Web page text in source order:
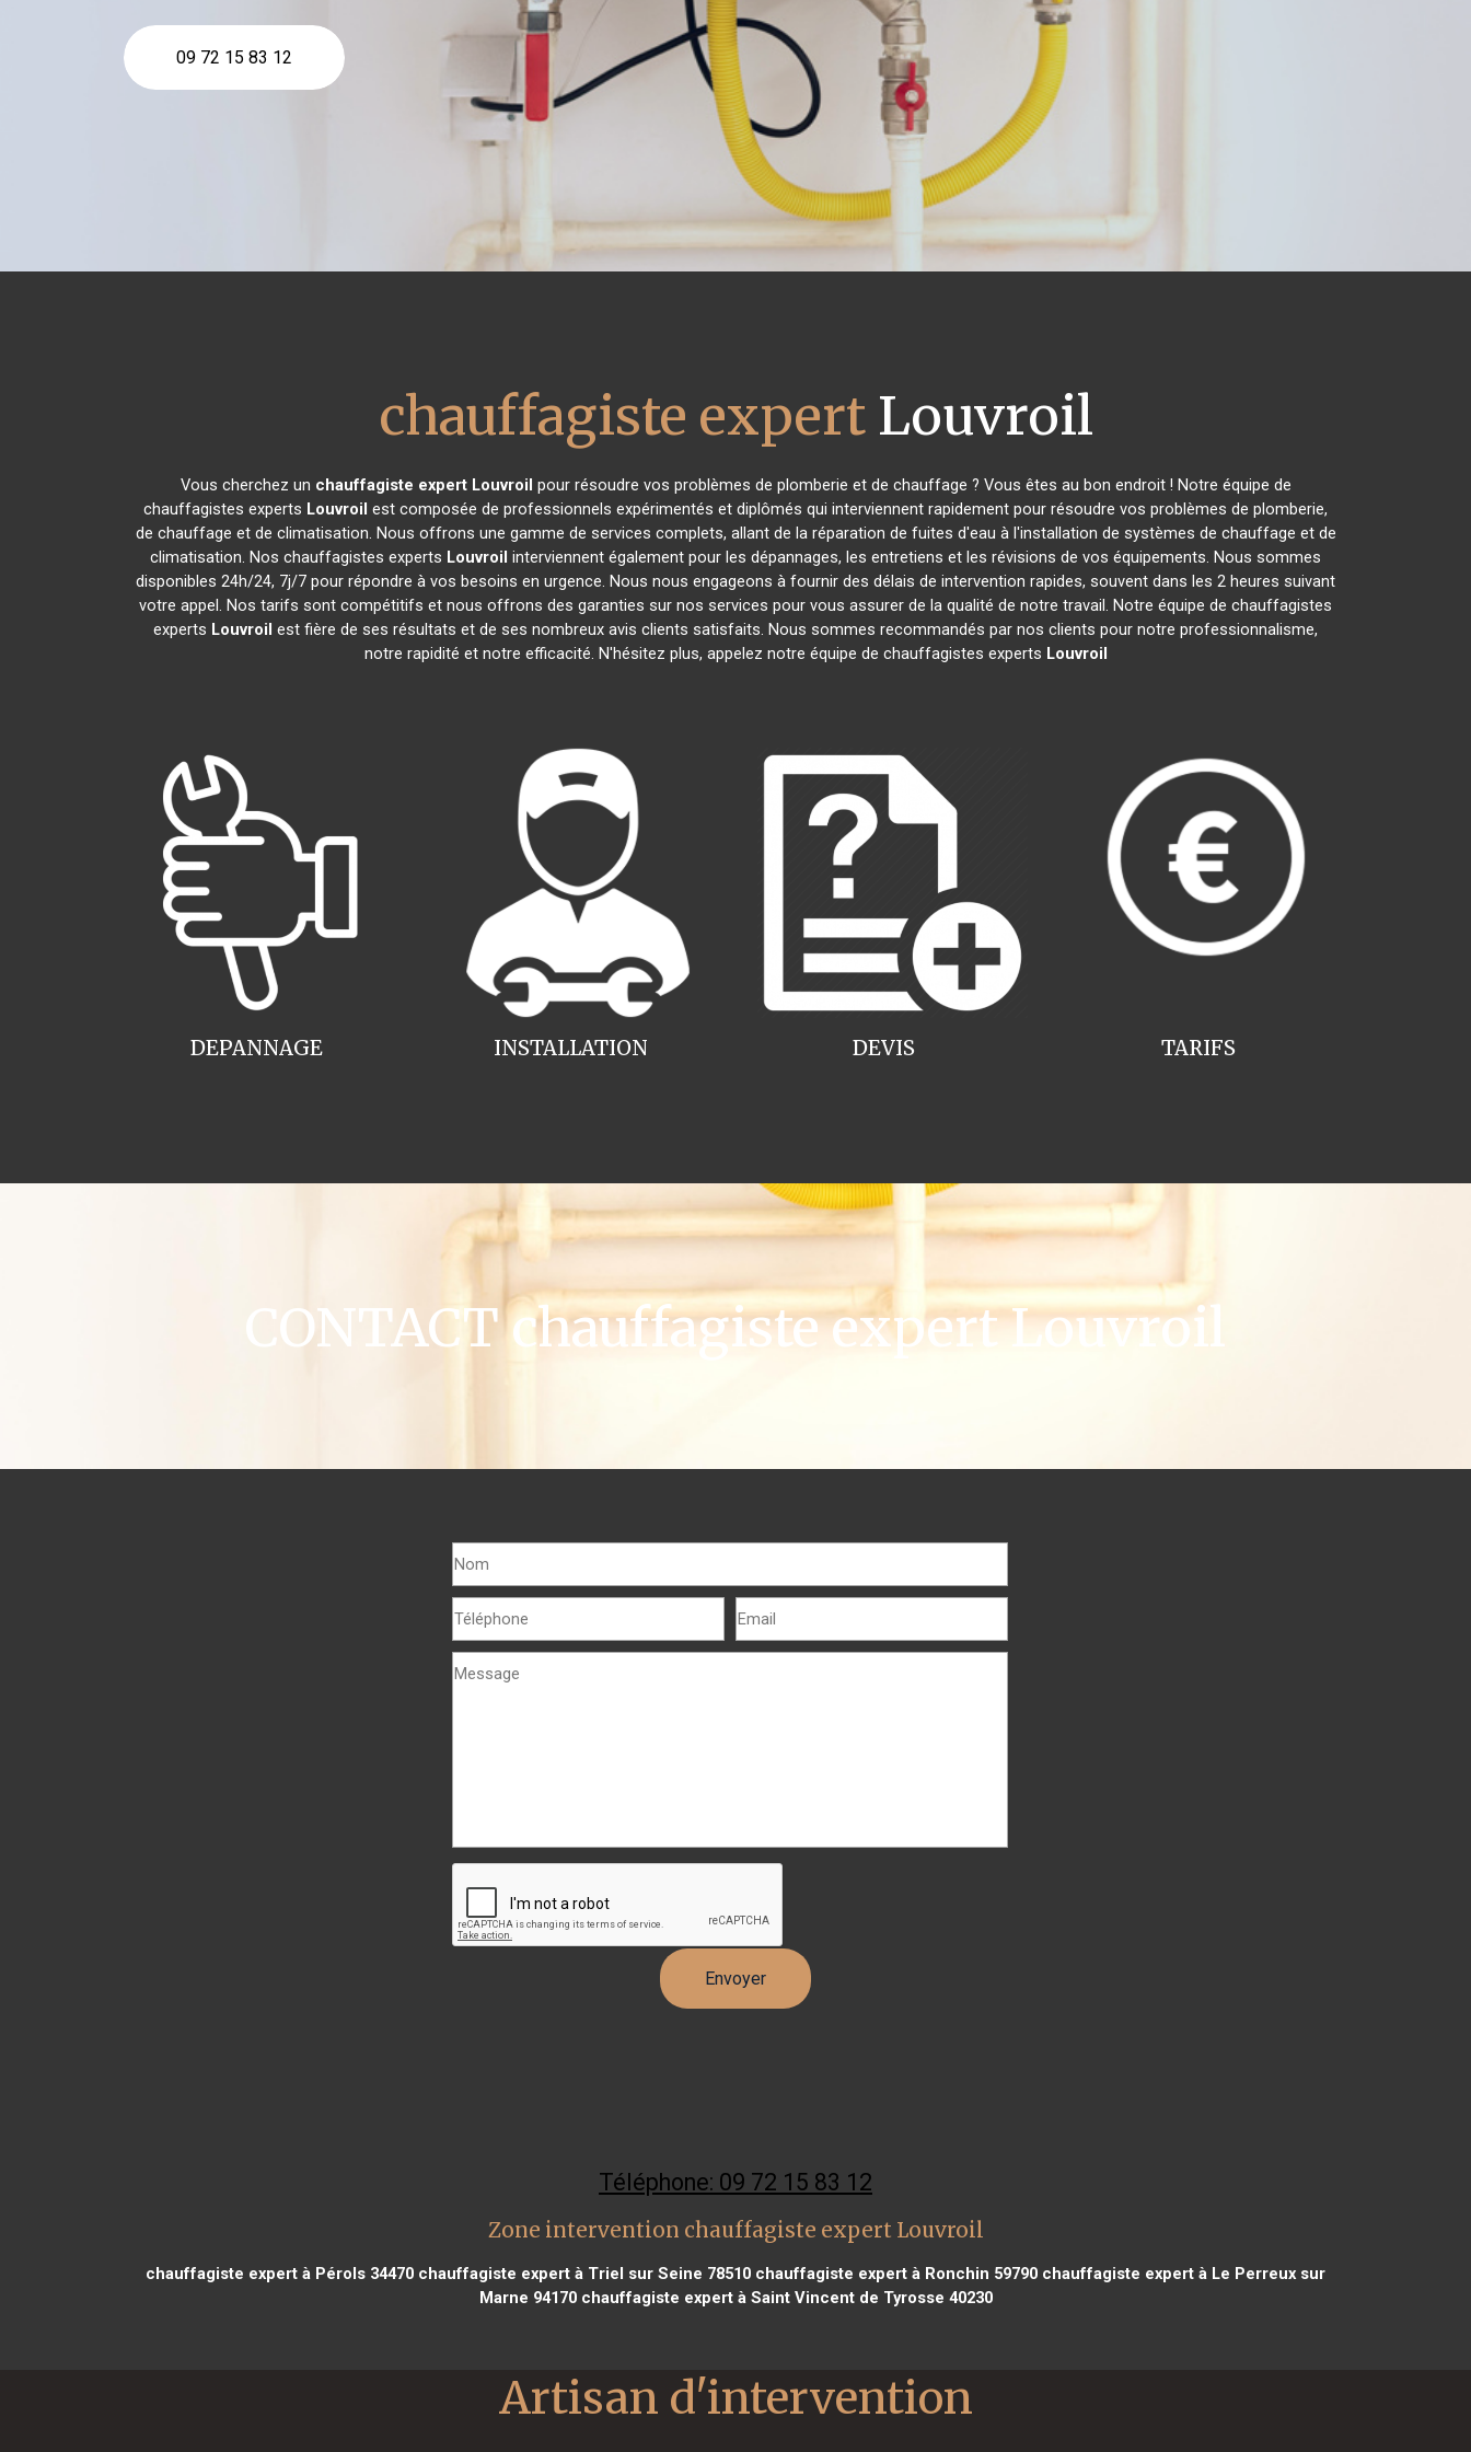
09 72 15 83 12
chauffagiste expertLouvroil
Vous cherchez un chauffagiste expert Louvroil pour résoudre vos problèmes de plomberie et de chauffage ? Vous êtes au bon endroit ! Notre équipe de
chauffagistes experts Louvroil est composée de professionnels expérimentés et diplômés qui interviennent rapidement pour résoudre vos problèmes de plomberie,
de chauffage et de climatisation. Nous offrons une gamme de services complets, allant de la réparation de fuites d'eau à l'installation de systèmes de chauffage et de
climatisation. Nos chauffagistes experts Louvroil interviennent également pour les dépannages, les entretiens et les révisions de vos équipements. Nous sommes
disponibles 24h/24, 7j/7 pour répondre à vos besoins en urgence. Nous nous engageons à fournir des délais de intervention rapides, souvent dans les 2 heures suivant
votre appel. Nos tarifs sont compétitifs et nous offrons des garanties sur nos services pour vous assurer de la qualité de notre travail. Notre équipe de chauffagistes
experts Louvroil est fière de ses résultats et de ses nombreux avis clients satisfaits. Nous sommes recommandés par nos clients pour notre professionnalisme,
notre rapidité et notre efficacité. N'hésitez plus, appelez notre équipe de chauffagistes experts Louvroil
INSTALLATION
DEPANNAGE TARIFS
DEVIS
CONTACT chauffagiste expert Louvroil
Téléphone: 09 72 15 83 12
Zone intervention chauffagiste expert Louvroil
chauffagiste expert à Pérols 34470 chauffagiste expert à Triel sur Seine 78510 chauffagiste expert à Ronchin 59790 chauffagiste expert à Le Perreux sur
Marne 94170chauffagiste expert à Saint Vincent de Tyrosse 40230
Artisan d'intervention